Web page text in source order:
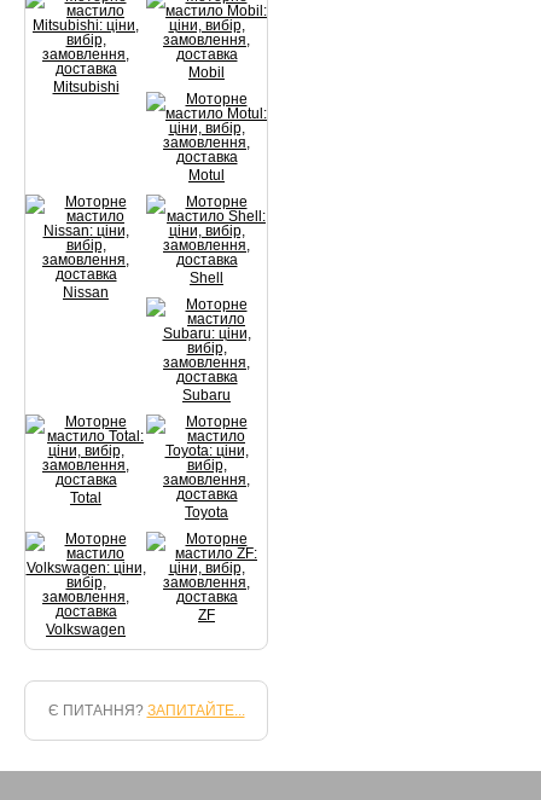
Mitsubishi
Mobil
Motul
Nissan
Shell
Subaru
Total
Toyota
Volkswagen
ZF
Є ПИТАННЯ? ЗАПИТАЙТЕ...